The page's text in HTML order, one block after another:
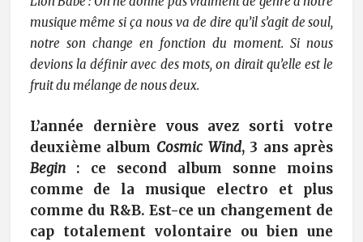
musique même si ça nous va de dire qu’il s’agit de soul,
notre son change en fonction du moment. Si nous
devions la définir avec des mots, on dirait qu’elle est le
fruit du mélange de nous deux.
L’année dernière vous avez sorti votre
deuxième album Cosmic Wind, 3 ans après
Begin: ce second album sonne moins
comme de la musique electro et plus
comme du R&B. Est-ce un changement de
cap totalement volontaire ou bien une